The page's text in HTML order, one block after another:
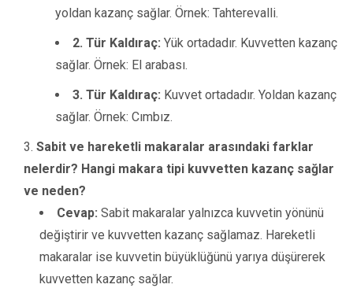
yoldan kazanç sağlar. Örnek: Tahterevalli.
2. Tür Kaldıraç: Yük ortadadır. Kuvvetten kazanç
sağlar. Örnek: El arabası.
3. Tür Kaldıraç: Kuvvet ortadadır. Yoldan kazanç
sağlar. Örnek: Cımbız.
Sabit ve hareketli makaralar arasındaki farklar
nelerdir? Hangi makara tipi kuvvetten kazanç sağlar
ve neden?
Cevap: Sabit makaralar yalnızca kuvvetin yönünü
değiştirir ve kuvvetten kazanç sağlamaz. Hareketli
makaralar ise kuvvetin büyüklüğünü yarıya düşürerek
kuvvetten kazanç sağlar.